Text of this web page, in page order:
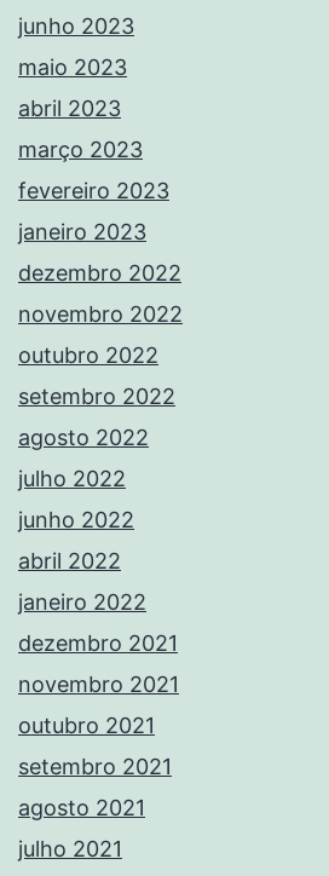
junho 2023
maio 2023
abril 2023
março 2023
fevereiro 2023
janeiro 2023
dezembro 2022
novembro 2022
outubro 2022
setembro 2022
agosto 2022
julho 2022
junho 2022
abril 2022
janeiro 2022
dezembro 2021
novembro 2021
outubro 2021
setembro 2021
agosto 2021
julho 2021